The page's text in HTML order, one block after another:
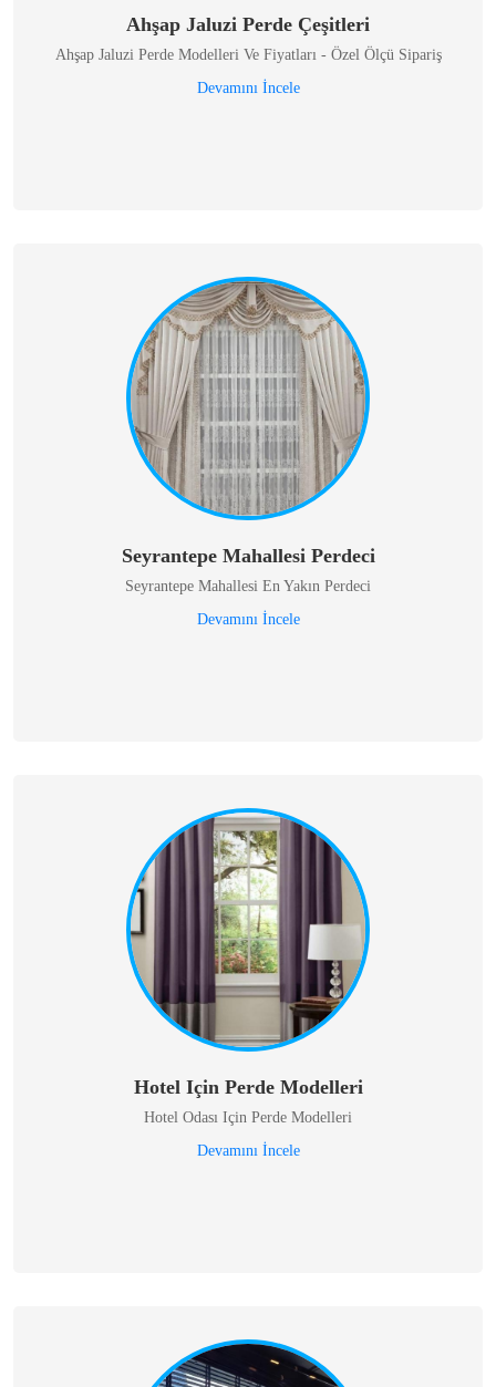
Ahşap Jaluzi Perde Çeşitleri
Ahşap Jaluzi Perde Modelleri Ve Fiyatları - Özel Ölçü Sipariş
Devamını İncele
Seyrantepe Mahallesi Perdeci
Seyrantepe Mahallesi En Yakın Perdeci
Devamını İncele
Hotel Için Perde Modelleri
Hotel Odası Için Perde Modelleri
Devamını İncele